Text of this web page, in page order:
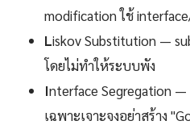
modification ใช้
Liskov Substitution —
โดยไม่ทำให้ระบบพัง
Interface Segregation
เฉพาะเจาะจงอย่าสร้าง